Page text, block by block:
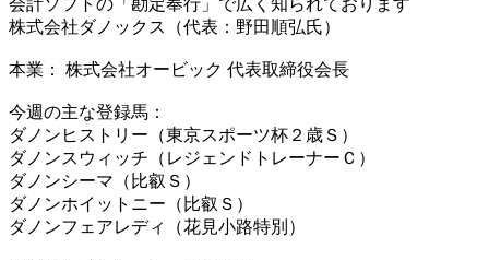
株式会社ダノックス（代表：野田順弘氏）
本業： 株式会社オービック 代表取締役会長
今週の主な登録馬：
ダノンヒストリー（東京スポーツ杯２歳Ｓ）
ダノンスウィッチ（レジェンドトレーナーＣ）
ダノンシーマ（比叡Ｓ）
ダノンホイットニー（比叡Ｓ）
ダノンフェアレディ（花見小路特別）